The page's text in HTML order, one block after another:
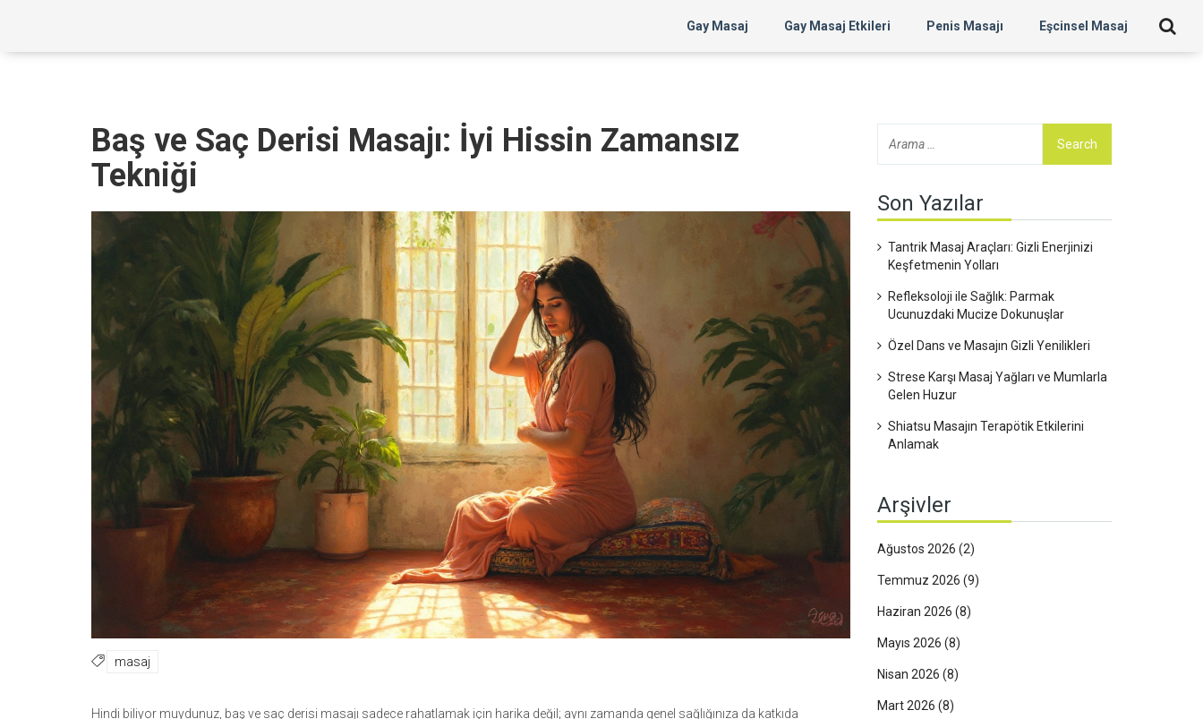
Gay Masaj Gay Masaj Etkileri Penis Masajı Eşcinsel Masaj
Baş ve Saç Derisi Masajı: İyi Hissin Zamansız
Tekniği
masaj
Hindi biliyor muydunuz, baş ve saç derisi masajı sadece rahatlamak için harika değil; aynı zamanda genel sağlığınıza da katkıda
Son Yazılar
Tantrik Masaj Araçları: Gizli Enerjinizi
Keşfetmenin Yolları
Refleksoloji ile Sağlık: Parmak
Ucunuzdaki Mucize Dokunuşlar
Özel Dans ve Masajın Gizli Yenilikleri
Strese Karşı Masaj Yağları ve Mumlarla
Gelen Huzur
Shiatsu Masajın Terapötik Etkilerini
Anlamak
Arşivler
Ağustos 2026 (2)
Temmuz 2026 (9)
Haziran 2026 (8)
Mayıs 2026 (8)
Nisan 2026 (8)
Mart 2026 (8)